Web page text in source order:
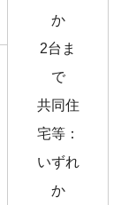
か
2台ま
で
共同住
宅等：
いずれ
か